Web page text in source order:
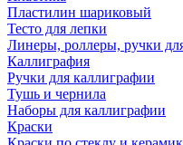
Пластилин шариковый
Тесто для лепки
Линеры, роллеры, ручки
Каллиграфия
Ручки для каллиграфии
Тушь и чернила
Наборы для каллиграфии
Краски